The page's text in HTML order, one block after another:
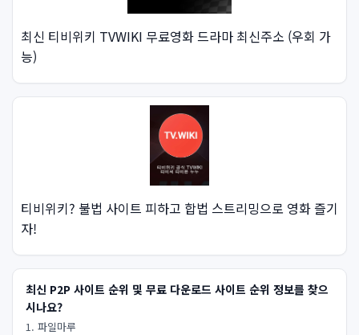
최신 티비위키 TVWIKI 무료영화 드라마 최신주소 (우회 가
능)
티비위키? 불법 사이트 피하고 합법 스트리밍으로 영화 즐기
자!
최신 P2P 사이트 순위 및 무료 다운로드 사이트 순위 정보를 찾으
시나요?
1. 파일마루